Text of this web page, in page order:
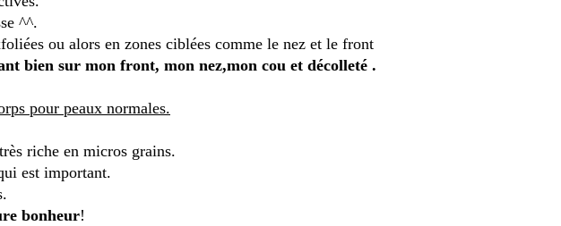
^^.
ou alors en zones ciblées comme le nez et le front
bien sur mon front, mon nez,mon cou et décolleté .
pour peaux normales.
riche en micros grains.
est important.
bonheur!